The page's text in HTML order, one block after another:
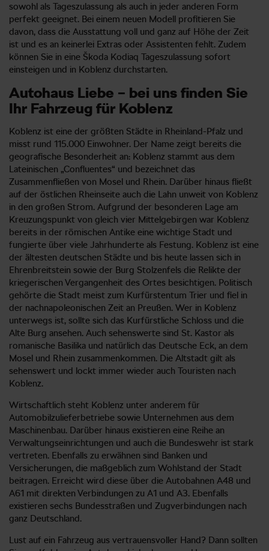
sowohl als Tageszulassung als auch in jeder anderen Form
perfekt geeignet. Bei einem neuen Modell profitieren Sie
davon, dass die Ausstattung voll und ganz auf Höhe der Zeit
ist und es an keinerlei Extras oder Assistenten fehlt. Zudem
können Sie in eine Škoda Kodiaq Tageszulassung sofort
einsteigen und in Koblenz durchstarten.
Autohaus Liebe – bei uns finden Sie
Ihr Fahrzeug für Koblenz
Koblenz ist eine der größten Städte in Rheinland-Pfalz und
misst rund 115.000 Einwohner. Der Name zeigt bereits die
geografische Besonderheit an: Koblenz stammt aus dem
Lateinischen „Confluentes“ und bezeichnet das
Zusammenfließen von Mosel und Rhein. Darüber hinaus fließt
auf der östlichen Rheinseite auch die Lahn unweit von Koblenz
in den großen Strom. Aufgrund der besonderen Lage am
Kreuzungspunkt von gleich vier Mittelgebirgen war Koblenz
bereits in der römischen Antike eine wichtige Stadt und
fungierte über viele Jahrhunderte als Festung. Koblenz ist eine
der ältesten deutschen Städte und bis heute lassen sich in
Ehrenbreitstein sowie der Burg Stolzenfels die Relikte der
kriegerischen Vergangenheit des Ortes besichtigen. Politisch
gehörte die Stadt meist zum Kurfürstentum Trier und fiel in
der nachnapoleonischen Zeit an Preußen. Wer in Koblenz
unterwegs ist, sollte sich das Kurfürstliche Schloss und die
Alte Burg ansehen. Auch sehenswerte sind St. Kastor als
romanische Basilika und natürlich das Deutsche Eck, an dem
Mosel und Rhein zusammenkommen. Die Altstadt gilt als
sehenswert und lockt immer wieder auch Touristen nach
Koblenz.
Wirtschaftlich steht Koblenz unter anderem für
Automobilzulieferbetriebe sowie Unternehmen aus dem
Maschinenbau. Darüber hinaus existieren eine Reihe an
Verwaltungseinrichtungen und auch die Bundeswehr ist stark
vertreten. Ebenfalls zu erwähnen sind Banken und
Versicherungen, die maßgeblich zum Wohlstand der Stadt
beitragen. Erreicht wird diese über die Autobahnen A48 und
A61 mit direkten Verbindungen zu A1 und A3. Ebenfalls
existieren sechs Bundesstraßen und Zugverbindungen nach
ganz Deutschland.
Lust auf ein Fahrzeug aus vertrauensvoller Hand? Dann sollten